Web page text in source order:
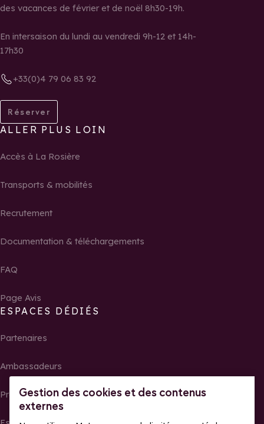
Gestion des cookies et des contenus
externes
des vacances de février et de noël 8h30-19h.
En intersaison du lundi au vendredi 9h-12 et 14h-
17h30
+33(0)4 79 06 83 92
Réserver
ALLER PLUS LOIN
Accès à La Rosière
Transports & mobilités
Recrutement
Documentation & téléchargements
FAQ
Page Avis
ESPACES DÉDIÉS
Partenaires
Ambassadeurs
Propriétaires